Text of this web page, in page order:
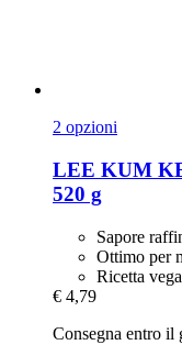
2 opzioni
LEE KUM
520 g
Sapore
Ottimo per
Ricetta
€ 4,79
Consegna entro il